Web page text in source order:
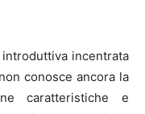
introduttiva incentrata
conosce ancora la
caratteristiche e